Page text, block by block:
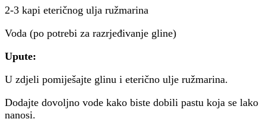
2-3 kapi eteričnog ulja ružmarina
Voda (po potrebi za razrjeđivanje gline)
Upute:
U zdjeli pomiješajte glinu i eterično ulje ružmarina.
Dodajte dovoljno vode kako biste dobili pastu koja se lako
nanosi.